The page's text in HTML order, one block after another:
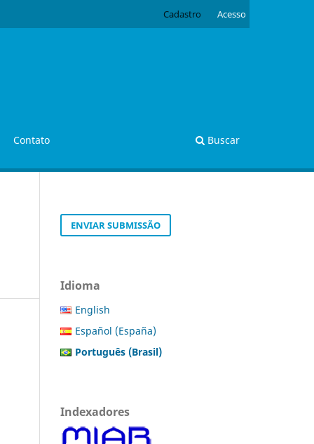
Contato Buscar
Cadastro Acesso
ENVIAR SUBMISSÃO
Idioma
English
Español (España)
Português (Brasil)
Indexadores